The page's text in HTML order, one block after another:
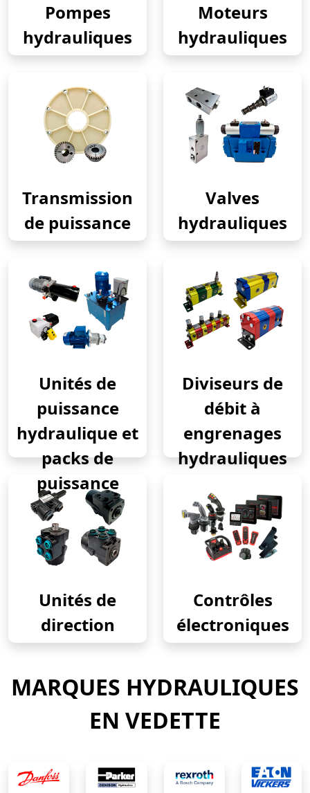
Pompes
hydrauliques
Moteurs
hydrauliques
Transmission
de puissance
Valves
hydrauliques
Unités de
puissance
hydraulique et
packs de
puissance
Diviseurs de
débit à
engrenages
hydrauliques
Unités de
direction
Contrôles
électroniques
MARQUES HYDRAULIQUES
EN VEDETTE